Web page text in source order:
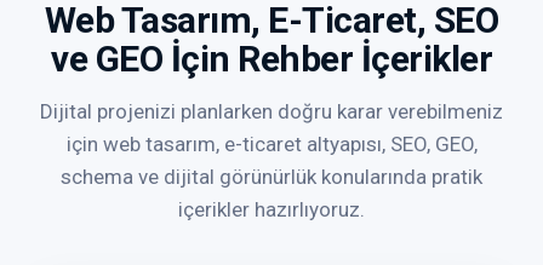
Web Tasarım, E-Ticaret, SEO
ve GEO İçin Rehber İçerikler
Dijital projenizi planlarken doğru karar verebilmeniz
için web tasarım, e-ticaret altyapısı, SEO, GEO,
schema ve dijital görünürlük konularında pratik
içerikler hazırlıyoruz.